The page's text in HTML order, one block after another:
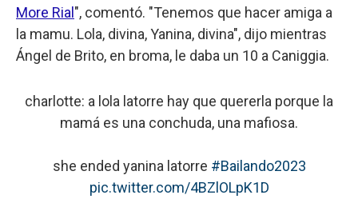
More Rial ", comentó. "Tenemos que hacer amiga a
la mamu. Lola, divina, Yanina, divina", dijo mientras
Ángel de Brito, en broma, le daba un 10 a Caniggia.
charlotte: a lola latorre hay que quererla porque la
mamá es una conchuda, una mafiosa.
she ended yanina latorre #Bailando2023
pic.twitter.com/4BZlOLpK1D